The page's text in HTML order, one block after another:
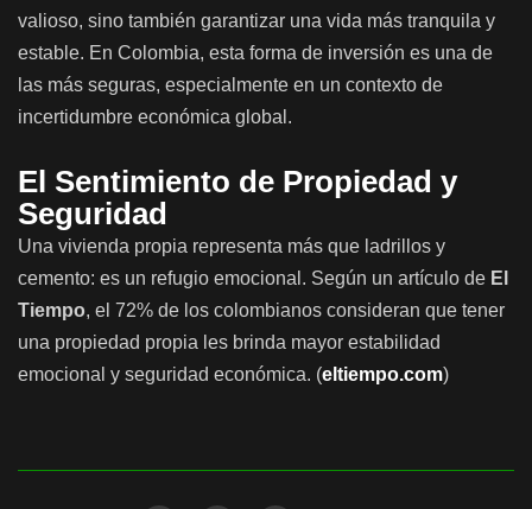
valioso, sino también garantizar una vida más tranquila y
estable. En Colombia, esta forma de inversión es una de
las más seguras, especialmente en un contexto de
incertidumbre económica global.
El Sentimiento de Propiedad y
Seguridad
Una vivienda propia representa más que ladrillos y
cemento: es un refugio emocional. Según un artículo de El
Tiempo, el 72% de los colombianos consideran que tener
una propiedad propia les brinda mayor estabilidad
emocional y seguridad económica. (eltiempo.com)